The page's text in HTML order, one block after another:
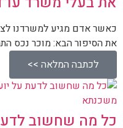
כאשר אדם מגיע למשרדנו
את הסיפור הבא: מוכר נכס
לכתבה המלאה >>
משכנתא
כל מה שחשוב